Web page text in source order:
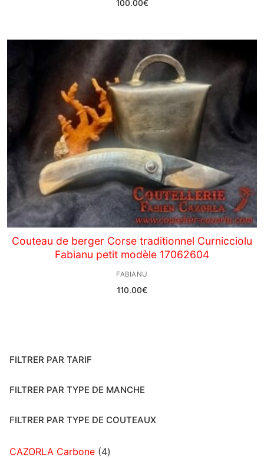
100.00€
Couteau de berger Corse traditionnel Curnicciolu
Fabianu petit modèle 17062604
FABIANU
110.00€
FILTRER PAR TARIF
FILTRER PAR TYPE DE MANCHE
FILTRER PAR TYPE DE COUTEAUX
CAZORLA Carbone 4